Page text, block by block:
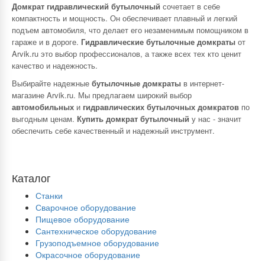
Домкрат гидравлический бутылочный сочетает в себе
компактность и мощность. Он обеспечивает плавный и легкий
подъем автомобиля, что делает его незаменимым помощником в
гараже и в дороге. Гидравлические бутылочные домкраты от
Arvik.ru это выбор профессионалов, а также всех тех кто ценит
качество и надежность.
Выбирайте надежные бутылочные домкраты в интернет-
магазине Arvik.ru. Мы предлагаем широкий выбор
автомобильных и гидравлических бутылочных домкратов по
выгодным ценам. Купить домкрат бутылочный у нас - значит
обеспечить себе качественный и надежный инструмент.
Каталог
Станки
Сварочное оборудование
Пищевое оборудование
Сантехническое оборудование
Грузоподъемное оборудование
Окрасочное оборудование